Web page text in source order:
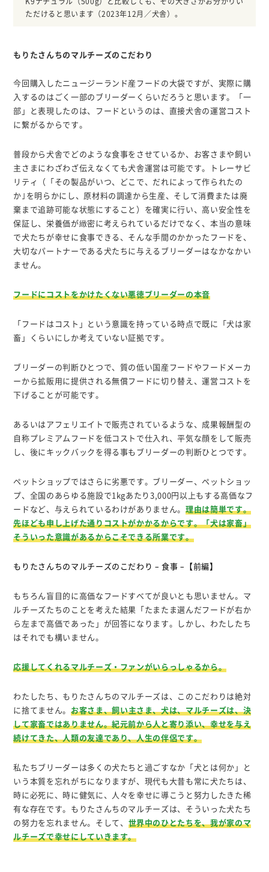
K9ナチュラル（500g）と比較しても、その大きさがお分かりい
ただけると思います（2023年12月／犬舎）。
もりたさんちのマルチーズのこだわり
今回購入したニュージーランド産フードの大袋ですが、実際に購
入するのはごく一部のブリーダーくらいだろうと思います。「一
部」と表現したのは、フードというのは、直接犬舎の運営コスト
に繋がるからです。
普段から犬舎でどのような食事をさせているか、お客さまや飼い
主さまにわざわざ伝えなくても犬舎運営は可能です。トレーサビ
リティ（「その製品がいつ、どこで、だれによって作られたの
か｣を明らかにし、原材料の調達から生産、そして消費または廃
棄まで追跡可能な状態にすること）を確実に行い、高い安全性を
保証し、栄養価が緻密に考えられているだけでなく、本当の意味
で犬たちが幸せに食事できる、そんな手間のかかったフードを、
大切なパートナーである犬たちに与えるブリーダーはなかなかい
ません。
フードにコストをかけたくない悪徳ブリーダーの本音
「フードはコスト」という意識を持っている時点で既に「犬は家
畜」くらいにしか考えていない証拠です。
ブリーダーの判断ひとつで、質の低い国産フードやフードメーカ
ーから拡販用に提供される無償フードに切り替え、運営コストを
下げることが可能です。
あるいはアフェリエイトで販売されているような、成果報酬型の
自称プレミアムフードを低コストで仕入れ、平気な顔をして販売
し、後にキックバックを得る事もブリーダーの判断ひとつです。
ペットショップではさらに劣悪です。ブリーダー、ペットショッ
プ、全国のあらゆる施設で1kgあたり3,000円以上もする高価なフ
ードなど、与えられているわけがありません。理由は簡単です。
先ほども申し上げた通りコストがかかるからです。「犬は家畜」
そういった意識があるからこそできる所業です。
もりたさんちのマルチーズのこだわり – 食事 –【前編】
もちろん盲目的に高価なフードすべてが良いとも思いません。マ
ルチーズたちのことを考えた結果「たまたま選んだフードが右か
ら左まで高価であった」が回答になります。しかし、わたしたち
はそれでも構いません。
応援してくれるマルチーズ・ファンがいらっしゃるから。
わたしたち、もりたさんちのマルチーズは、このこだわりは絶対
に捨てません。 お客さま、飼い主さま、犬は、マルチーズは、決
して家畜ではありません。紀元前から人と寄り添い、幸せを与え
続けてきた、人類の友達であり、人生の伴侶です。
私たちブリーダーは多くの犬たちと過ごすなか「犬とは何か」と
いう本質を忘れがちになりますが、現代も大昔も常に犬たちは、
時に必死に、時に健気に、人々を幸せに導こうと努力したきた稀
有な存在です。もりたさんちのマルチーズは、そういった犬たち
の努力を忘れません。そして、 世界中のひとたちを、我が家のマ
ルチーズで幸せにしていきます。